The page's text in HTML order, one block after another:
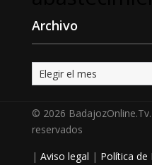
Archivo
Archivo
© 2026
reservados
| Aviso legal | Política de